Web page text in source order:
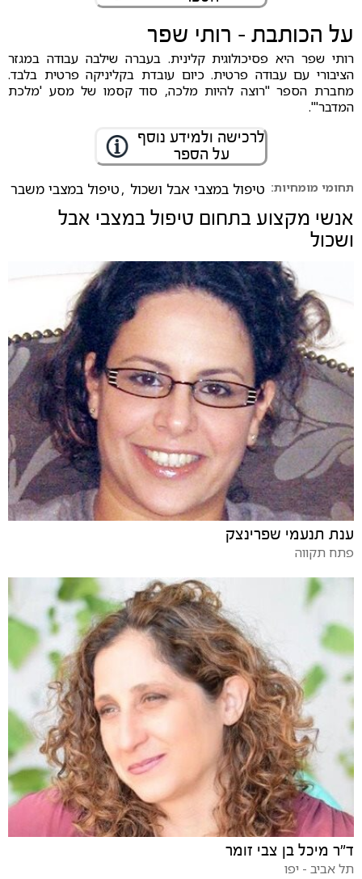
על הכותבת - רותי שפר
רותי שפר היא פסיכולוגית קלינית. בעברה שילבה עבודה במגזר
הציבורי עם עבודה פרטית. כיום עובדת בקליניקה פרטית בלבד.
מחברת הספר "רוצה להיות מלכה, סוד קסמו של מסע 'מלכת
המדבר'".
לרכישה ולמידע נוסף
על הספר
תחומי מומחיות: טיפול במצבי אבל ושכול ,טיפול במצבי משבר
אנשי מקצוע בתחום טיפול במצבי אבל
ושכול
ענת תנעמי שפרינצק
פתח תקווה
ד"ר מיכל בן צבי זומר
תל אביב - יפו